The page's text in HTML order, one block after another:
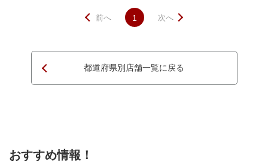
前へ 1 次へ
都道府県別店舗一覧に戻る
おすすめ情報！